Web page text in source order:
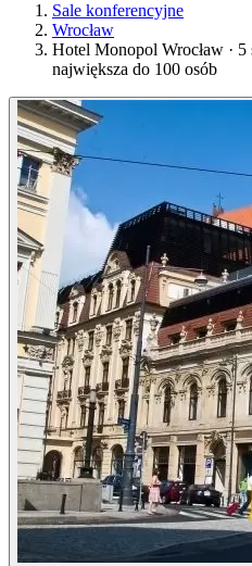
Sale konferencyjne
Wrocław
Hotel Monopol Wrocław · 5
największa do 100 osób